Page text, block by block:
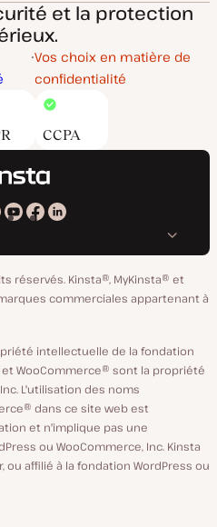
et la protection
Vos choix en matière de
confidentialité
CCPA
Kinsta
YouTube
Kinsta
Facebook
Kinsta
LinkedIn
réservés. Kinsta®, MyKinsta® et
commerciales appartenant à
intellectuelle de la fondation
WooCommerce® sont la propriété
L'utilisation des noms
dans ce site web est
et n'implique pas une
ou WooCommerce, Inc. Kinsta
affilié à la fondation WordPress ou